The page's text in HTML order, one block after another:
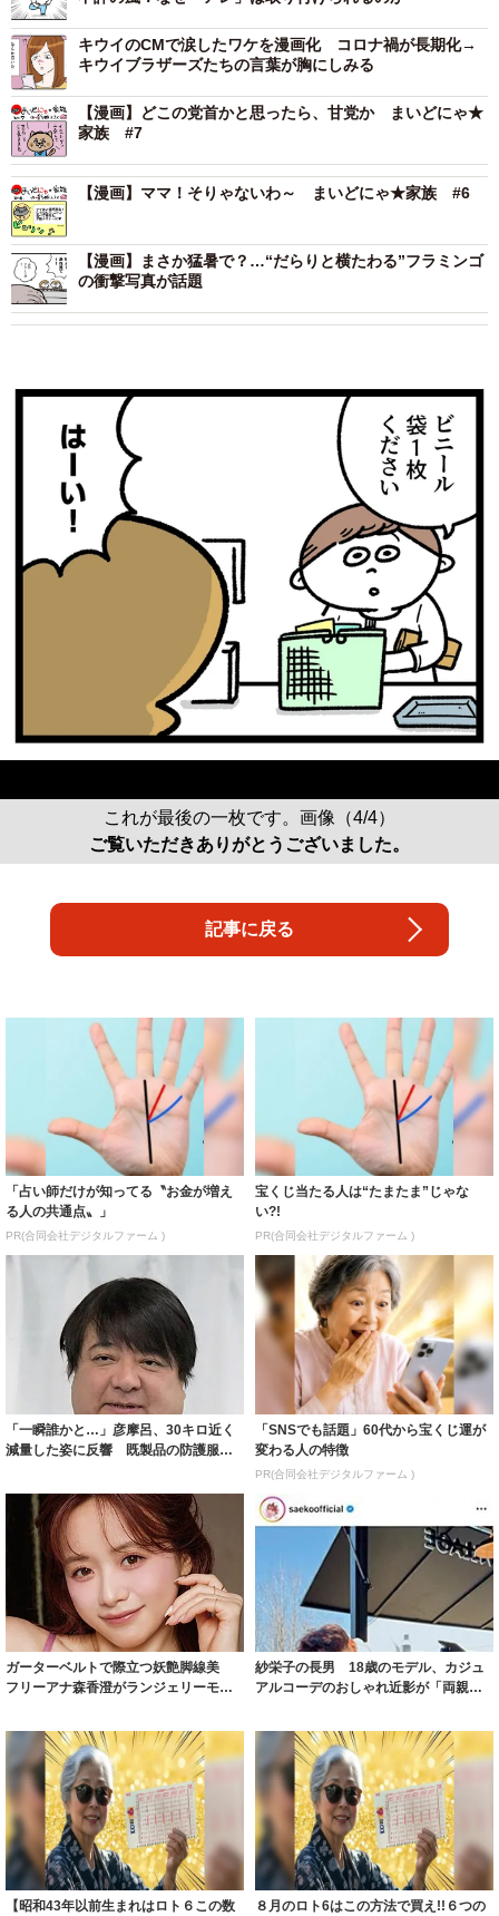
キウイのCMで涙したワケを漫画化 コロナ禍が長期化→
キウイブラザーズたちの言葉が胸にしみる
【漫画】どこの党首かと思ったら、甘党か まいどにゃ★
家族 #7
【漫画】ママ！そりゃないわ～ まいどにゃ★家族 #6
【漫画】まさか猛暑で？…“だらりと横たわる”フラミンゴ
の衝撃写真が話題
これが最後の一枚です。画像（4/4）
ご覧いただきありがとうございました。
記事に戻る
「占い師だけが知ってる〝お金が増え
る人の共通点〟」
PR(合同会社デジタルファーム )
宝くじ当たる人は“たまたま”じゃな
い?!
PR(合同会社デジタルファーム )
「一瞬誰かと…」彦摩呂、30キロ近く
減量した姿に反響 既製品の防護服が
「SNSでも話題」60代から宝くじ運が
変わる人の特徴
PR(合同会社デジタルファーム )
ガーターベルトで際立つ妖艶脚線美
フリーアナ森香澄がランジェリーモデ
紗栄子の長男 18歳のモデル、カジュ
アルコーデのおしゃれ近影が「両親の
【昭和43年以前生まれはロト６この数
８月のロト6はこの方法で買え!!６つの